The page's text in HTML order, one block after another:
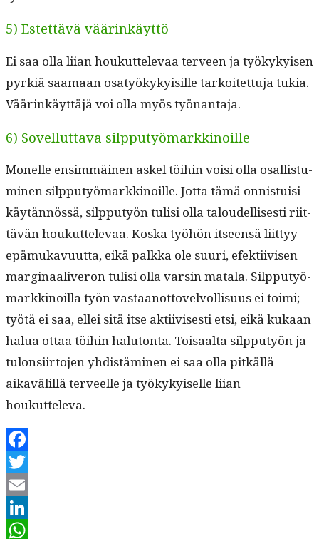
5) Estettävä väärinkäyttö
Ei saa olla liian houkut­tel­e­vaa ter­veen ja työkykyisen
pyrk­iä saa­maan osatyökyky­isille tarkoitet­tu­ja tukia.
Väärinkäyt­täjä voi olla myös työnantaja.
6) Sovelluttava silpputyömarkkinoille
Mon­elle ensim­mäi­nen askel töi­hin voisi olla osal­lis­tu­
mi­nen silp­putyö­markki­noille. Jot­ta tämä onnis­tu­isi
käytän­nössä, silp­putyön tulisi olla taloudel­lis­es­ti riit­
tävän houkut­tel­e­vaa. Kos­ka työhön itseen­sä liit­tyy
epä­mukavu­ut­ta, eikä palk­ka ole suuri, efek­ti­ivisen
mar­gin­aaliv­eron tulisi olla varsin mata­la. Silp­putyö­
markki­noil­la työn vas­taan­ot­tovelvol­lisu­us ei toi­mi;
työtä ei saa, ellei sitä itse akti­ivis­es­ti etsi, eikä kukaan
halua ottaa töi­hin halu­ton­ta. Toisaal­ta silp­putyön ja
tulon­si­ir­to­jen yhdis­tämi­nen ei saa olla pitkäl­lä
aikavälil­lä ter­veelle ja työkykyiselle liian
houkutteleva.
Facebook
Twitter
Email
LinkedIn